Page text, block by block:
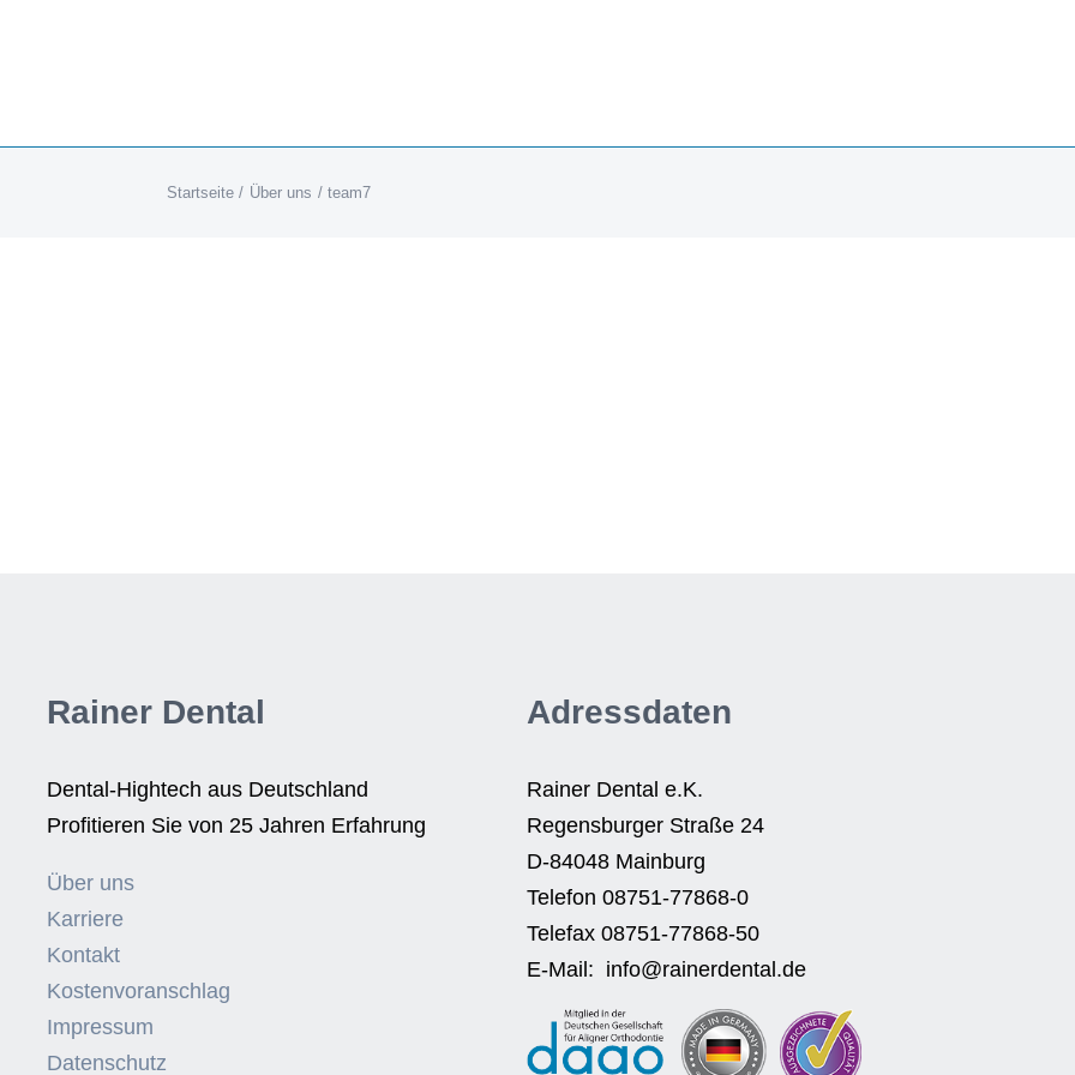
Startseite Über uns team7
Rainer Dental
Dental-Hightech aus Deutschland
Profitieren Sie von 25 Jahren Erfahrung
Über uns
Karriere
Kontakt
Kostenvoranschlag
Impressum
Datenschutz
Adressdaten
Rainer Dental e.K.
Regensburger Straße 24
D-84048 Mainburg
Telefon 08751-77868-0
Telefax 08751-77868-50
E-Mail: info@rainerdental.de